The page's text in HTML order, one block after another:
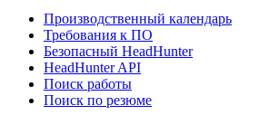
Производственный календарь
Требования к ПО
Безопасный HeadHunter
HeadHunter API
Поиск работы
Поиск по резюме